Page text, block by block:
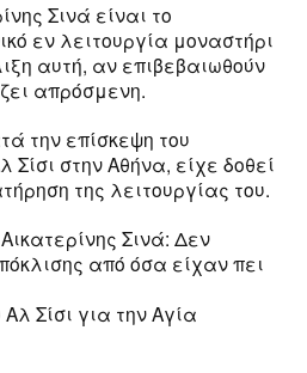
Σινά είναι το
εν λειτουργία μοναστήρι
αυτή, αν επιβεβαιωθούν
απρόσμενη.
την επίσκεψη του
Σίσι στην Αθήνα, είχε δοθεί
της λειτουργίας του.
Σινά: Δεν
από όσα είχαν πει
Σίσι για την Αγία